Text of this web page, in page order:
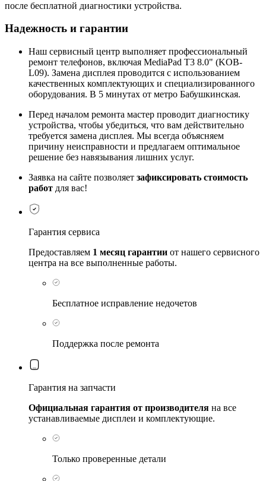
после бесплатной диагностики устройства.
Надежность и гарантии
Наш сервисный центр выполняет профессиональный
ремонт телефонов, включая MediaPad T3 8.0" (KOB-
L09). Замена дисплея проводится с использованием
качественных комплектующих и специализированного
оборудования. В 5 минутах от метро Бабушкинская.
Перед началом ремонта мастер проводит диагностику
устройства, чтобы убедиться, что вам действительно
требуется замена дисплея. Мы всегда объясняем
причину неисправности и предлагаем оптимальное
решение без навязывания лишних услуг.
Заявка на сайте позволяет зафиксировать стоимость
работ для вас!
Гарантия сервиса
Предоставляем 1 месяц гарантии от нашего сервисного
центра на все выполненные работы.
Бесплатное исправление недочетов
Поддержка после ремонта
Гарантия на запчасти
Официальная гарантия от производителя на все
устанавливаемые дисплеи и комплектующие.
Только проверенные детали